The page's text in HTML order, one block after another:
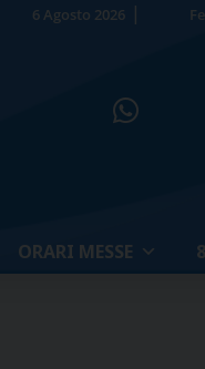
6 Agosto 2026
ORARI MESSE